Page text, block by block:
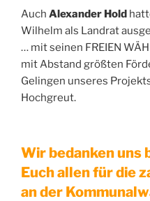
Auch Alexander Hold
Wilhelm als Landrat
… mit seinen FREIEN
mit Abstand größten
Gelingen unseres
Hochgreut.
Wir bedanken uns
Euch allen für die
an der